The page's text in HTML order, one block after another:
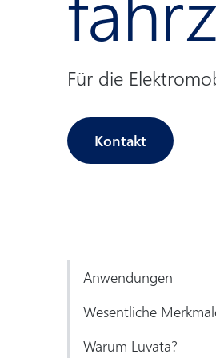
Für die
Kontakt
Anwendungen
Wesentliche
Warum Luvata?